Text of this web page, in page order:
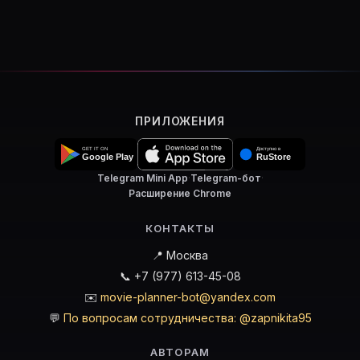
ПРИЛОЖЕНИЯ
Telegram Mini App·Telegram-бот·
Расширение Chrome
КОНТАКТЫ
📍 Москва
📞 +7 (977) 613-45-08
✉️ movie-planner-bot@yandex.com
💬 По вопросам сотрудничества: @zapnikita95
АВТОРАМ